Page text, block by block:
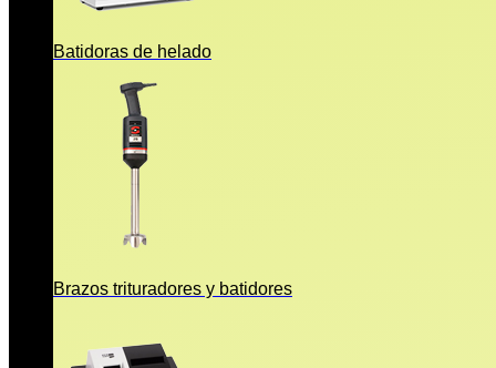
Batidoras de helado
Brazos trituradores y batidores